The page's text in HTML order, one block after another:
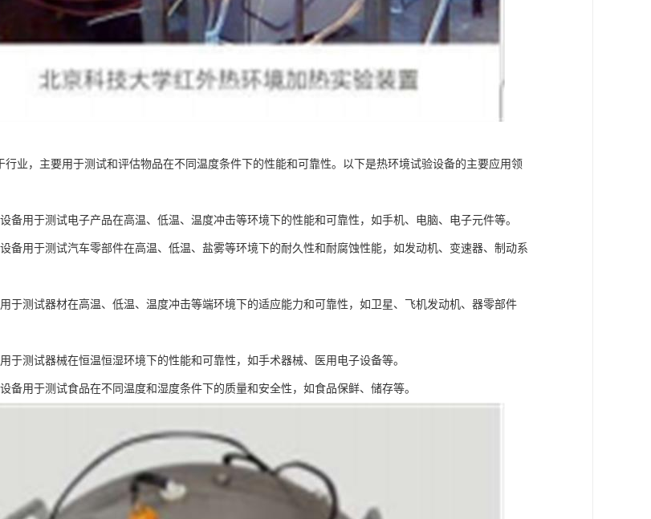
行业，主要用于测试和评估物品在不同温度条件下的性能和可靠性。以下是热环境试验设备的主要应用领
备用于测试电子产品在高温、低温、温度冲击等环境下的性能和可靠性，如手机、电脑、电子元件等。
备用于测试汽车零部件在高温、低温、盐雾等环境下的耐久性和耐腐蚀性能，如发动机、变速器、制动系
于测试器材在高温、低温、温度冲击等端环境下的适应能力和可靠性，如卫星、飞机发动机、器零部件
于测试器械在恒温恒湿环境下的性能和可靠性，如手术器械、医用电子设备等。
备用于测试食品在不同温度和湿度条件下的质量和安全性，如食品保鲜、储存等。